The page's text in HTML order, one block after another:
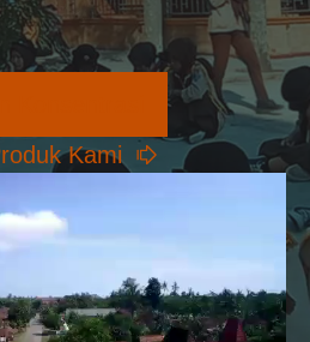
Kami